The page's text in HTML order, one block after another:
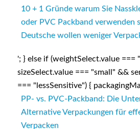
10 + 1 Gründe warum Sie
oder PVC Packband verwenden
Deutsche wollen weniger
'; } else if (weightSelect.value ===
sizeSelect.value === "small" &&
=== "lessSensitive") {
PP- vs. PVC-Packband: Die
Alternative Verpackungen für
Verpacken